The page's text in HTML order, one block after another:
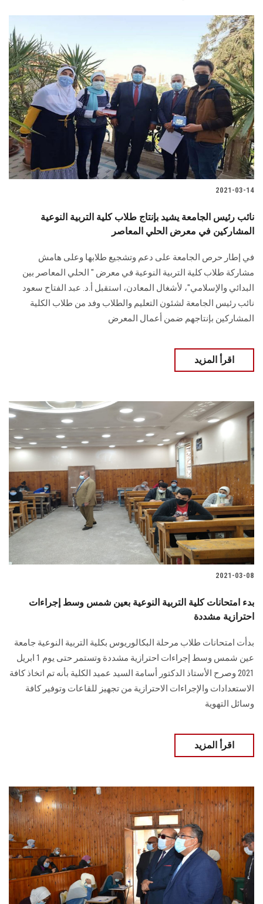
الإعلام
تواصل معنا
الطلاب
هيئة التدريس
الزائـرون
سجل الان
2021-03-14
نائب رئيس الجامعة يشيد بإنتاج طلاب كلية التربية النوعية
المشاركين في معرض الحلي المعاصر
في إطار حرص الجامعة على دعم وتشجيع طلابها وعلى هامش
مشاركة طلاب كلية التربية النوعية في معرض " الحلي المعاصر بين
البدائي والإسلامي"، لأشغال المعادن، استقبل أ.د. عبد الفتاح سعود
نائب رئيس الجامعة لشئون التعليم والطلاب وفد من طلاب الكلية
المشاركين بإنتاجهم ضمن أعمال المعرض
اقرأ المزيد
2021-03-08
بدء امتحانات كلية التربية النوعية بعين شمس وسط إجراءات
احترازية مشددة
بدأت امتحانات طلاب مرحلة البكالوريوس بكلية التربية النوعية جامعة
عين شمس وسط إجراءات احترازية مشددة وتستمر حتى يوم 1 ابريل
2021 وصرح الأستاذ الدكتور أسامة السيد عميد الكلية بأنه تم اتخاذ كافة
الاستعدادات والإجراءات الاحترازية من تجهيز للقاعات وتوفير كافة
وسائل التهوية
اقرأ المزيد